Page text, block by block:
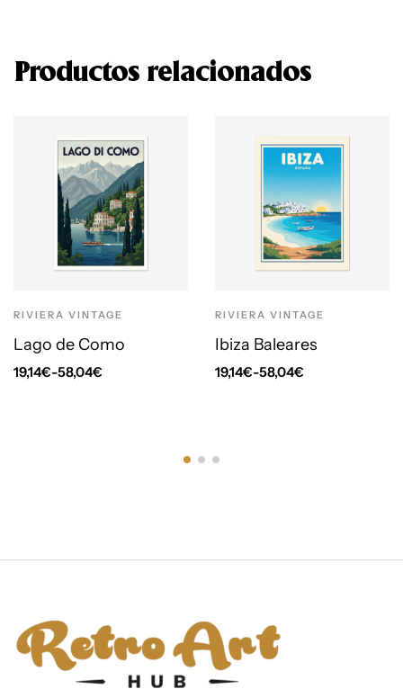
Productos relacionados
RIVIERA VINTAGE
Lago de Como
19,14€-58,04€
RIVIERA VINTAGE
Ibiza Baleares
19,14€-58,04€